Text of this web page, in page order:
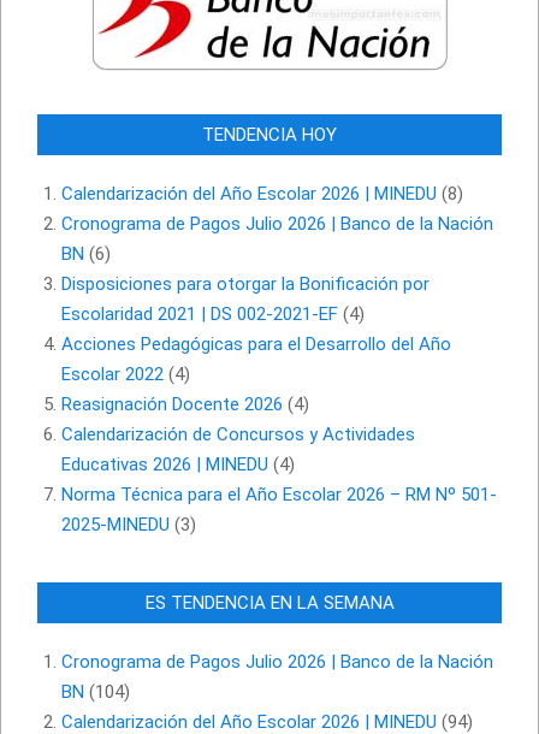
TENDENCIA HOY
Calendarización del Año Escolar 2026 | MINEDU (8)
Cronograma de Pagos Julio 2026 | Banco de la Nación
BN (6)
Disposiciones para otorgar la Bonificación por
Escolaridad 2021 | DS 002-2021-EF (4)
Acciones Pedagógicas para el Desarrollo del Año
Escolar 2022 (4)
Reasignación Docente 2026 (4)
Calendarización de Concursos y Actividades
Educativas 2026 | MINEDU (4)
Norma Técnica para el Año Escolar 2026 – RM Nº 501-
2025-MINEDU (3)
ES TENDENCIA EN LA SEMANA
Cronograma de Pagos Julio 2026 | Banco de la Nación
BN (104)
Calendarización del Año Escolar 2026 | MINEDU (94)